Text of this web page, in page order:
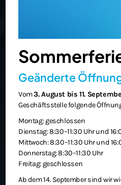
Geänderte
Vom3. August bis 11.
Geschäftsstelle folgende
Montag: geschlossen
Dienstag: 8:30–11:30 Uhr und
Mittwoch: 8:30–11:30 Uhr und
Donnerstag: 8:30–11:30 Uhr
Freitag: geschlossen
Ab dem 14. September sind wir